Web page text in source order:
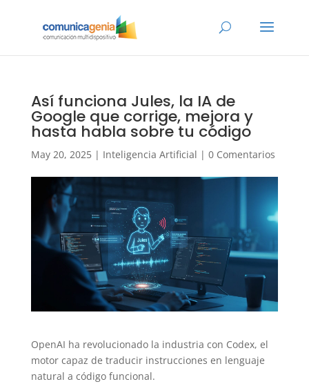
Así funciona Jules, la IA de
Google que corrige, mejora y
hasta habla sobre tu código
May 20, 2025| Inteligencia Artificial | 0 Comentarios
OpenAI ha revolucionado la industria con Codex, el
motor capaz de traducir instrucciones en lenguaje
natural a código funcional.